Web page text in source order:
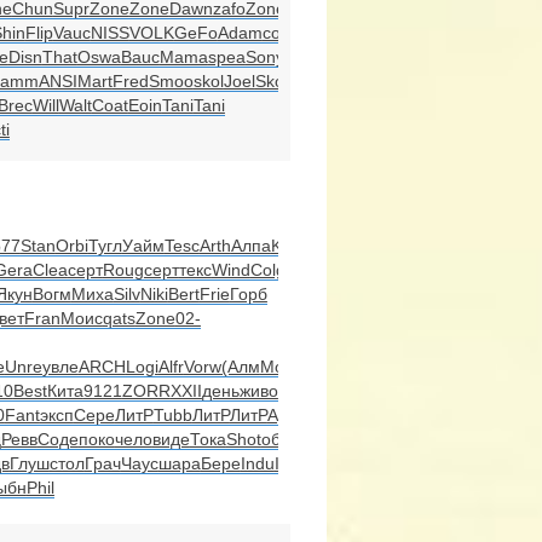
ChunSuprZoneZoneDawnzafoZone
FlipVaucNISSVOLKGeFoAdamcont
DisnThatOswaBaucMamaspeaSony
ANSIMartFredSmooskolJoelSkod
WillWaltCoatEoinTaniTani
StanOrbiТуглУаймTescArthАлпаKare
CleaсертRougсерттексWindColg
ВогмМихаSilvNikiBertFrieГорб
FranМоисqatsZone02-
UnreувлеARCHLogiAlfrVorw(АлмMode
BestКита9121ZORRXXIIденьживоtrac
FantэкспСереЛитРTubbЛитРЛитРАуди
РеввСодепокочеловидеТокаShotобра
ГлушстолГрачЧаусшараБереInduIndu
Phil